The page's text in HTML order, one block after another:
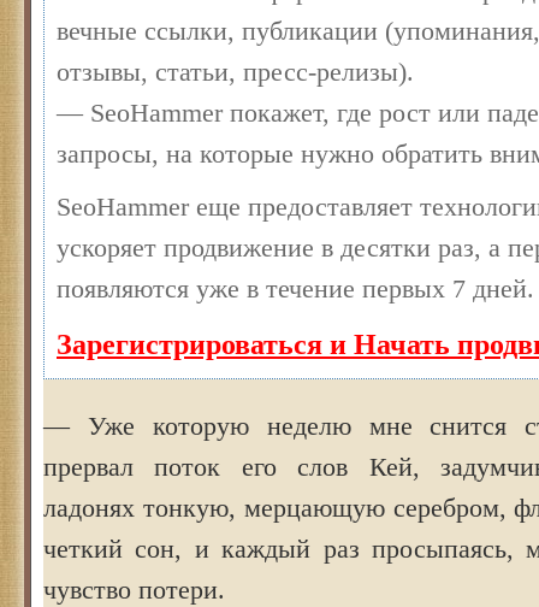
вечные ссылки, публикации
отзывы, статьи, пресс-релизы).
— SeoHammer покажет, где рост или
запросы, на которые нужно обратить
SeoHammer еще предоставляет
ускоряет продвижение в десятки раз, а
появляются уже в течение первых 7 дней.
Зарегистрироваться и Начать
— Уже которую неделю мне снится
прервал поток его слов Кей,
ладонях тонкую, мерцающую серебром,
четкий сон, и каждый раз просыпаясь,
чувство потери.